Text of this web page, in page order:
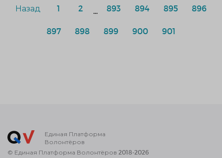
Назад 1 2 893 894 895 896
897 898 899 900 901
Единая Платформа
Волонтёров
© Единая Платформа Волонтёров 2018-2026